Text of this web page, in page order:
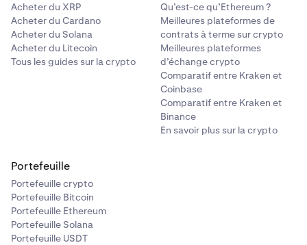
Acheter du XRP
Acheter du Cardano
Acheter du Solana
Acheter du Litecoin
Tous les guides sur la crypto
Qu’est-ce qu’Ethereum ?
Meilleures plateformes de
contrats à terme sur crypto
Meilleures plateformes
d’échange crypto
Comparatif entre Kraken et
Coinbase
Comparatif entre Kraken et
Binance
En savoir plus sur la crypto
Portefeuille
Portefeuille crypto
Portefeuille Bitcoin
Portefeuille Ethereum
Portefeuille Solana
Portefeuille USDT